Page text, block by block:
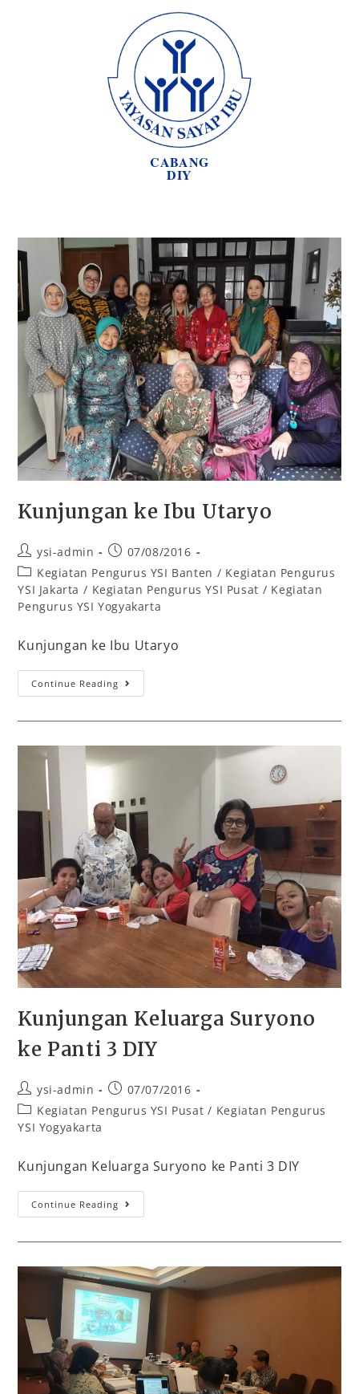
CABANG
DIY
Kunjungan ke Ibu Utaryo
ysi-admin
07/08/2016
Kegiatan Pengurus YSI Banten / Kegiatan Pengurus
YSI Jakarta / Kegiatan Pengurus YSI Pusat / Kegiatan
Pengurus YSI Yogyakarta
Kunjungan ke Ibu Utaryo
Continue Reading
Kunjungan Keluarga Suryono
ke Panti 3 DIY
ysi-admin
07/07/2016
Kegiatan Pengurus YSI Pusat / Kegiatan Pengurus
YSI Yogyakarta
Kunjungan Keluarga Suryono ke Panti 3 DIY
Continue Reading